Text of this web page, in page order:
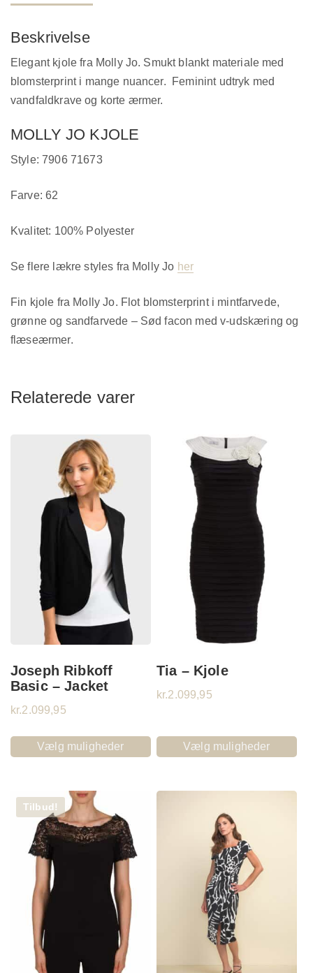
Beskrivelse
Elegant kjole fra Molly Jo. Smukt blankt materiale med
blomsterprint i mange nuancer. Feminint udtryk med
vandfaldkrave og korte ærmer.
MOLLY JO KJOLE
Style: 7906 71673
Farve: 62
Kvalitet: 100% Polyester
Se flere lækre styles fra Molly Jo her
Fin kjole fra Molly Jo. Flot blomsterprint i mintfarvede,
grønne og sandfarvede – Sød facon med v-udskæring og
flæseærmer.
Relaterede varer
Joseph Ribkoff
Basic – Jacket
kr.2.099,95
Vælg muligheder
Tia – Kjole
kr.2.099,95
Vælg muligheder
Tilbud!